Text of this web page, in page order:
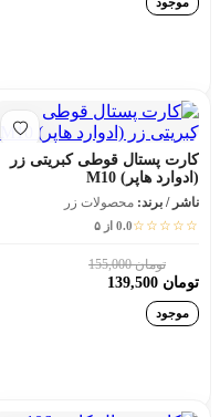
کارت پستال قوطی کبریتی زر
(ادوارد هاپر) M10
ناشر / برند: محصولات زر
☆☆☆☆☆0.0 از ۵
تومان 155,000
تومان 139,500
موجود